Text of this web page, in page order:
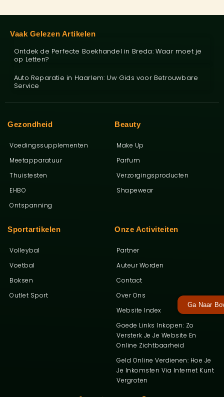
Ga Naar
Onze Activiteiten
Partner
Auteur Worden
Contact
Over Ons
Website Index
Goede Links Inkopen: Zo
Versterk Je Je Website En
Online Zichtbaarheid
Geld Online Verdienen: Hoe Je
Je Inkomsten Via Internet Kunt
Vergroten
Sportartikelen
Volleybal
Voetbal
Boksen
Outlet Sport
Beauty
Make Up
Parfum
Verzorgingsproducten
Shapewear
Gezondheid
Voedingssupplementen
Meetapparatuur
Thuistesten
EHBO
Ontspanning
Vaak Gelezen Artikelen
Ontdek de Perfecte Boekhandel in Breda: Waar moet je
op Letten?
Auto Reparatie in Haarlem: Uw Gids voor Betrouwbare
Service